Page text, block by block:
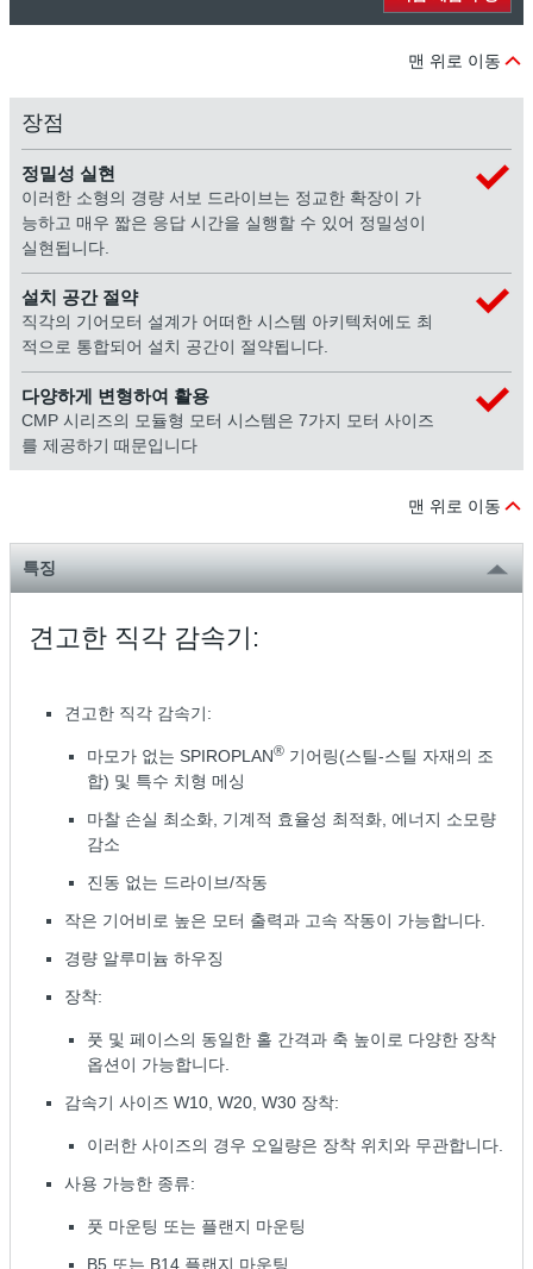
맨 위로 이동
장점
정밀성 실현
이러한 소형의 경량 서보 드라이브는 정교한 확장이 가
능하고 매우 짧은 응답 시간을 실행할 수 있어 정밀성이
실현됩니다.
설치 공간 절약
직각의 기어모터 설계가 어떠한 시스템 아키텍처에도 최
적으로 통합되어 설치 공간이 절약됩니다.
다양하게 변형하여 활용
CMP 시리즈의 모듈형 모터 시스템은 7가지 모터 사이즈
를 제공하기 때문입니다
맨 위로 이동
특징
견고한 직각 감속기:
견고한 직각 감속기:
마모가 없는 SPIROPLAN® 기어링(스틸-스틸 자재의 조
합) 및 특수 치형 메싱
마찰 손실 최소화, 기계적 효율성 최적화, 에너지 소모량
감소
진동 없는 드라이브/작동
작은 기어비로 높은 모터 출력과 고속 작동이 가능합니다.
경량 알루미늄 하우징
장착:
풋 및 페이스의 동일한 홀 간격과 축 높이로 다양한 장착
옵션이 가능합니다.
감속기 사이즈 W10, W20, W30 장착:
이러한 사이즈의 경우 오일량은 장착 위치와 무관합니다.
사용 가능한 종류:
풋 마운팅 또는 플랜지 마운팅
B5 또는 B14 플랜지 마운팅